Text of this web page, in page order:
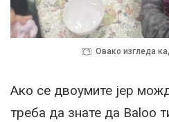
Овако изгледа
Ако се двоумите јер
треба да знате да Baloo